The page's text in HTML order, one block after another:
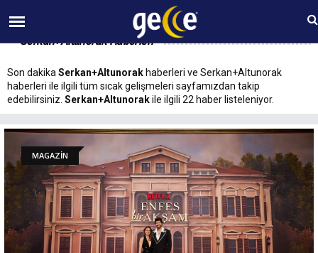
09 AĞUSTOS Pazar 14:19
Serkan+Altunorak Haberleri
Son dakika Serkan+Altunorak haberleri ve Serkan+Altunorak
haberleri ile ilgili tüm sıcak gelişmeleri sayfamızdan takip
edebilirsiniz. Serkan+Altunorakile ilgili 22 haber listeleniyor.
MAGAZİN